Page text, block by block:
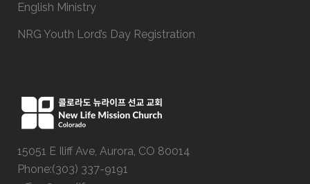
English Ministry
NRG Youth Lord’s Day Registration
15051 E Iliff Ave, Aurora, CO 80014
Phone:(303) 337-9191